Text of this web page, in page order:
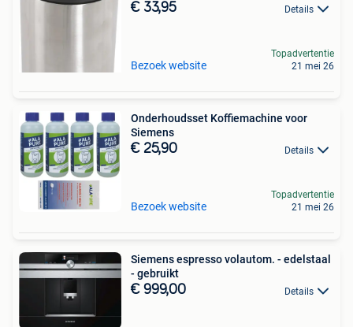
€ 33,95 Details
Bezoek website
Topadvertentie
21 mei 26
Onderhoudsset Koffiemachine voor
Siemens
€ 25,90 Details
Bezoek website
Topadvertentie
21 mei 26
Siemens espresso volautom. - edelstaal
- gebruikt
€ 999,00 Details